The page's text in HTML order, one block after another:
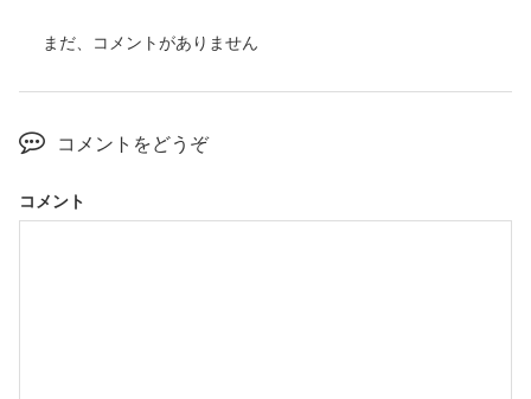
まだ、コメントがありません
コメントをどうぞ
コメント